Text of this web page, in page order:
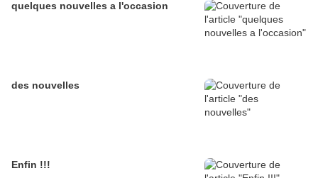
quelques nouvelles a l'occasion
des nouvelles
Enfin !!!